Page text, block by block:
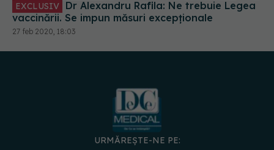
EXCLUSIV
vaccinării. Se impun măsuri excepționale
27 feb 2020, 18:03
URMĂREȘTE-NE PE: